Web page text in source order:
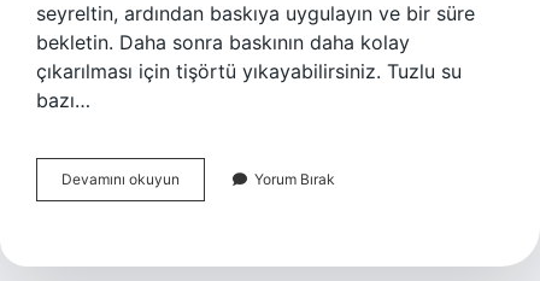
seyreltin, ardından baskıya uygulayın ve bir süre
bekletin. Daha sonra baskının daha kolay
çıkarılması için tişörtü yıkayabilirsiniz. Tuzlu su
bazı…
Devamını okuyun
T
Yıkanır
Yorum Bırak